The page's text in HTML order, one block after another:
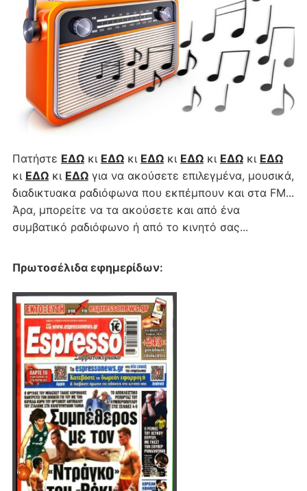
Πατήστε ΕΔΩκι ΕΔΩκι ΕΔΩκι ΕΔΩκι ΕΔΩκι ΕΔΩ
κι ΕΔΩκι ΕΔΩγια να ακούσετε επιλεγμένα, μουσικά,
διαδικτυακα ραδιόφωνα που εκπέμπουν και στα FM...
Άρα, μπορείτε να τα ακούσετε και από ένα
συμβατικό ραδιόφωνο ή από το κινητό σας...
Πρωτοσέλιδα εφημερίδων: